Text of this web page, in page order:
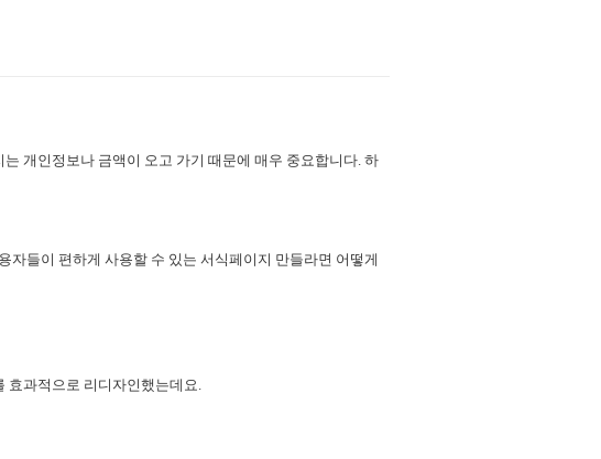
개인정보나 금액이 오고 가기 때문에 매우 중요합니다. 하
자들이 편하게 사용할 수 있는 서식페이지 만들라면 어떻게
효과적으로 리디자인했는데요.